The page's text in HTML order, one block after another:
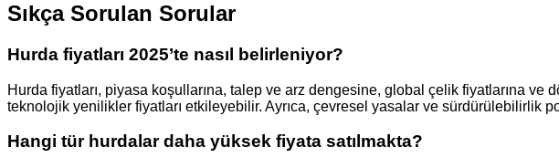
Sıkça Sorulan Sorular
Hurda fiyatları 2025’te nasıl belirleniyor?
Hurda fiyatları, piyasa koşullarına, talep ve arz dengesine, global çelik fiyatlarına
teknolojik yenilikler fiyatları etkileyebilir. Ayrıca, çevresel yasalar ve sürdürülebilirlik
Hangi tür hurdalar daha yüksek fiyata satılmakta?